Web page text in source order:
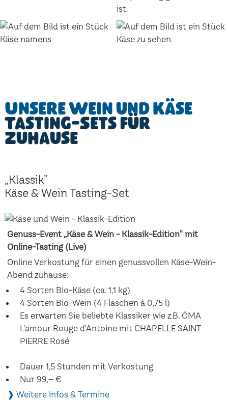
Unsere Wein und Käse
Tasting-Sets für
Zuhause
„Klassik”
Käse & Wein Tasting-Set
Genuss-Event „Käse & Wein - Klassik-Edition" mit
Online-Tasting (Live)
Online Verkostung für einen genussvollen Käse-Wein-
Abend zuhause:
4 Sorten Bio-Käse (ca. 1,1 kg)
4 Sorten Bio-Wein (4 Flaschen à 0,75 l)
Es erwarten Sie beliebte Klassiker wie z.B. ÖMA
L'amour Rouge d'Antoine mit CHAPELLE SAINT
PIERRE Rosé
Dauer 1,5 Stunden mit Verkostung
Nur 99,– €
❱ Weitere Infos & Termine